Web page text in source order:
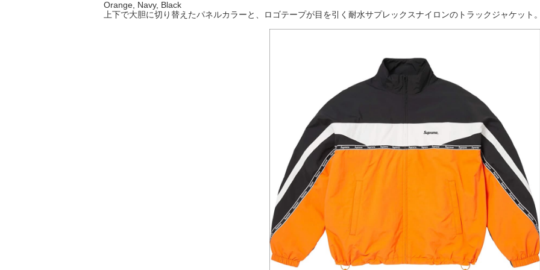
Orange, Navy, Black
上下で大胆に切り替えたパネルカラーと、ロゴテープが目を引く耐水サプレックスナイロンのトラックジャケット